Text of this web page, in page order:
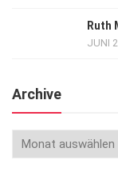
Ruth
JUNI
Archive